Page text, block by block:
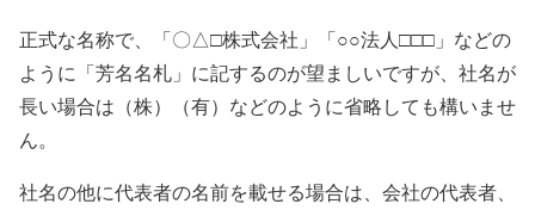
正式な名称で、「〇△□株式会社」「○○法人□□□」などの
ように「芳名名札」に記するのが望ましいですが、社名が
長い場合は（株）（有）などのように省略しても構いませ
ん。
社名の他に代表者の名前を載せる場合は、会社の代表者、